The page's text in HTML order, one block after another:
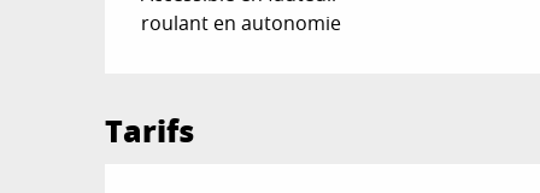
roulant en autonomie
Tarifs